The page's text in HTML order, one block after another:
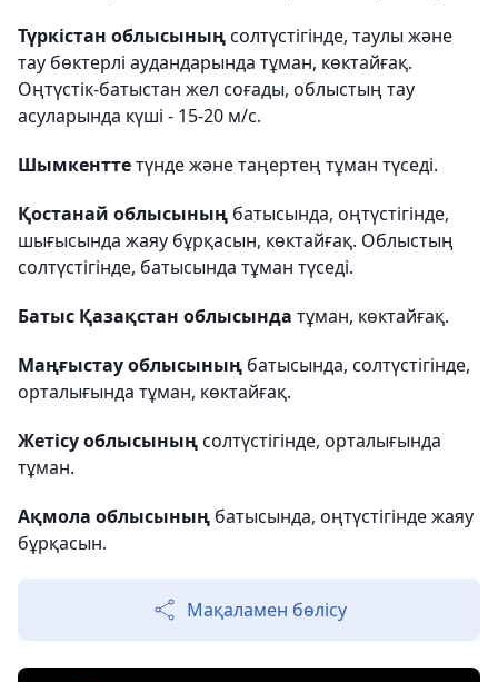
Түркістан облысыныңсолтүстігінде, таулы және
тау бөктерлі аудандарында тұман, көктайғақ.
Оңтүстік-батыстан жел соғады, облыстың тау
асуларында күші - 15-20 м/с.
Шымкенттетүнде және таңертең тұман түседі.
Қостанай облысының батысында, оңтүстігінде,
шығысында жаяу бұрқасын, көктайғақ. Облыстың
солтүстігінде, батысында тұман түседі.
Батыс Қазақстан облысында тұман, көктайғақ.
Маңғыстау облысының батысында, солтүстігінде,
орталығында тұман, көктайғақ.
Жетісу облысыныңсолтүстігінде, орталығында
тұман.
Ақмола облысының батысында, оңтүстігінде жаяу
бұрқасын.
Мақаламен бөлісу